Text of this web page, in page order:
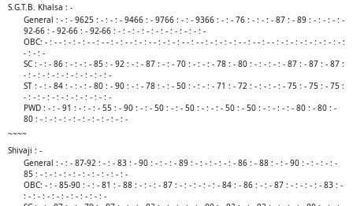
S.G.T.B. Khalsa : -
General : - : - 9625 : - : - : - 9466 : - 9766 : - : - 9366 : - : - 76 : - : - : - 87 : - 89 : - : - : - : -
92-66 : - 92-66 : - 92-66 : - : - : - : - : - : - : - : - : - : -
OBC: - : - - : - : - : - - : - - : - : - - : - : - - : - : - : - - : - - : - : - : - : - - : - - : - - : - : - : - : - : - : - : - :
- : - : -
SC : - : - 86 : - : - : - 85 : - 92 : - : - 87 : - : - 70 : - : - : - 78 : - 80 : - : - : - : - 87 : - 87 : - 87 :
- : - : - : - : - : - : - : - : - : -
ST : - : - 84 : - : - : - 80 : - 90 : - : - 78 : - : - 50 : - : - : - 71 : - 72 : - : - : - : - 75 : - 75 : - 75 :
- : - : - : - : - : - : - : - : - : -
PWD : - : - 91 : - : - : - 55 : - 90 : - : - 50 : - : - 50 : - : - : - 50 : - 50 : - : - : - : - 80 : - 80 : -
80 : - : - : - : - : - : - : - : - : - : -​
~~~~
Shivaji : -
General : - : - 87-92 : - : - 83 : - 90 : - : - : - 89 : - : - : - : - : - 86 : - 88 : - : - 90 : - : - : - : -
85 : - : - : - : - : - : - : - : - : - : -
OBC: - : - 85-90 : - : - 81 : - 88 : - : - : - 87 : - : - : - : - : - 84 : - 86 : - : - 87 : - : - : - : - 83 : -
: - : - : - : - : - : - : - : - : -